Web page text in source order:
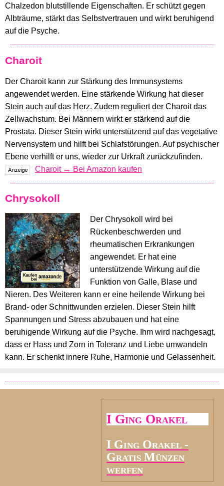
Chalzedon blutstillende Eigenschaften. Er schützt gegen
Albträume, stärkt das Selbstvertrauen und wirkt beruhigend
auf die Psyche.
Charoit
Der Charoit kann zur Stärkung des Immunsystems
angewendet werden. Eine stärkende Wirkung hat dieser
Stein auch auf das Herz. Zudem reguliert der Charoit das
Zellwachstum. Bei Männern wirkt er stärkend auf die
Prostata. Dieser Stein wirkt unterstützend auf das vegetative
Nervensystem und hilft bei Schlafstörungen. Auf psychischer
Ebene verhilft er uns, wieder zur Urkraft zurückzufinden.
Charoit → Bei Amazon kaufen
Chrysokoll
Der Chrysokoll wird bei
Rückenbeschwerden und
rheumatischen Erkrankungen
angewendet. Er hat eine
unterstützende Wirkung auf die
Funktion von Galle, Blase und
Nieren. Des Weiteren kann er eine heilende Wirkung bei
Brand- oder Schnittwunden erzielen. Dieser Stein hilft
Spannungen und Stress abzubauen und hat eine
beruhigende Wirkung auf die Psyche. Ihm wird nachgesagt,
dass er Hass und Zorn in Toleranz und Liebe umwandeln
kann. Er schenkt innere Ruhe, Harmonie und Gelassenheit.
I Ging Orakel
I Ging Orakel -
Gratis Münzen
werfen